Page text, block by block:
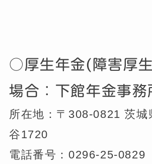
○厚生年金(障害厚
場合：下館年金事務
所在地：〒308-0821 茨城
谷1720
電話番号：0296-25-0829